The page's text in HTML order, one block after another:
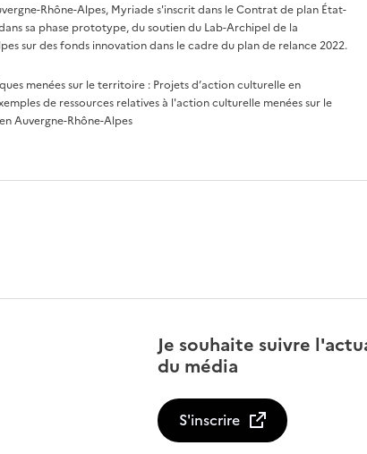
Rhône-Alpes, Myriade s'inscrit dans le Contrat de plan État-
sa phase prototype, du soutien du Lab-Archipel de la
sur des fonds innovation dans le cadre du plan de relance 2022.
menées sur le territoire : Projets d’action culturelle en
de ressources relatives à l'action culturelle menées sur le
Auvergne-Rhône-Alpes
Je souhaite suivre
du média
S'inscrire